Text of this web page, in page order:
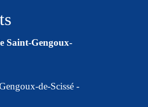
Saint-Gengoux-
de-Scissé -